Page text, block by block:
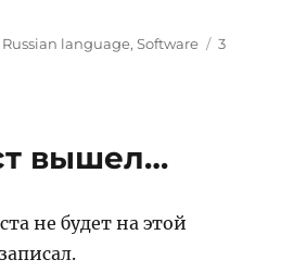
Russian language,Software
3
вышел…
не будет на этой